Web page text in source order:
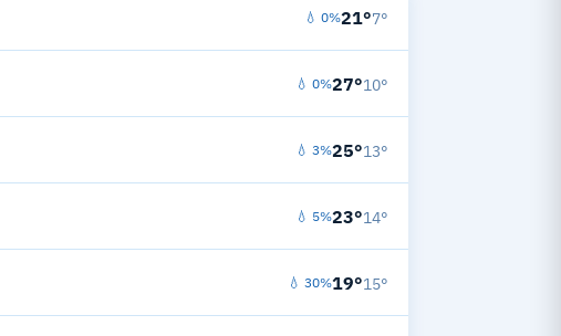
💧 0%21°7°
💧 0%27°10°
💧 3%25°13°
💧 5%23°14°
💧 30%19°15°